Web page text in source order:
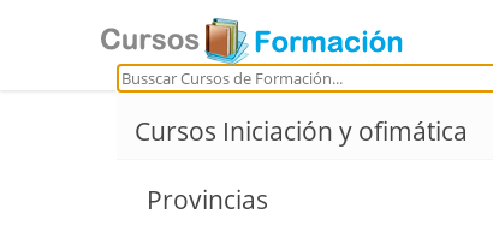
Cursos Iniciación y ofimática
Provincias